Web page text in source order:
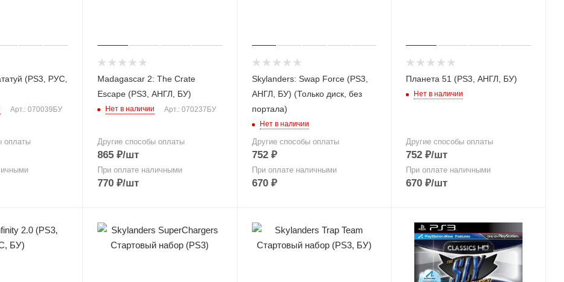
(PS3, РУС,
Арт.: 070039БУ
оплаты
Madagascar 2: The Crate
Escape (PS3, АНГЛ, БУ)
Нет в наличии Арт.: 070237БУ
Другие способы оплаты
865 ₽/шт
При оплате наличными
770 ₽/шт
Skylanders: Swap Force (PS3,
АНГЛ, БУ) (Только диск, без
портала)
Нет в наличии
Другие способы оплаты
752₽
При оплате наличными
670₽
Планета 51 (PS3, АНГЛ, БУ)
Нет в наличии
Другие способы оплаты
752 ₽/шт
При оплате наличными
670 ₽/шт